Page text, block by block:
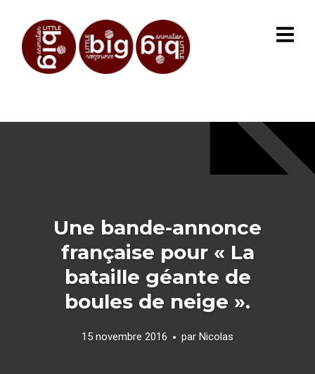
Une bande-annonce
française pour « La
bataille géante de
boules de neige ».
15 novembre 2016 par Nicolas